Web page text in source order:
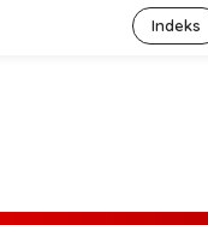
Indeks